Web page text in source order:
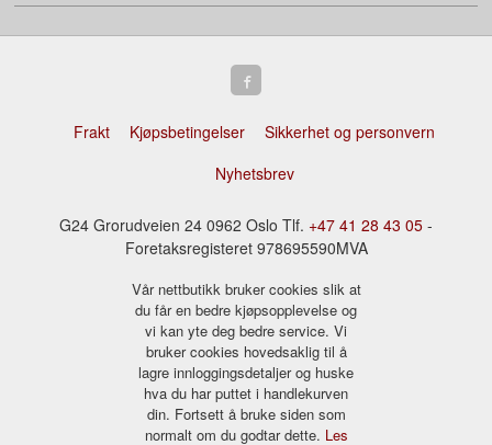
Frakt Kjøpsbetingelser
Sikkerhet og personvern
Nyhetsbrev
G24 Grorudveien 24 0962 Oslo Tlf. +47 41 28 43 05 -
Foretaksregisteret 978695590MVA
Vår nettbutikk bruker cookies slik at
du får en bedre kjøpsopplevelse og
vi kan yte deg bedre service. Vi
bruker cookies hovedsaklig til å
lagre innloggingsdetaljer og huske
hva du har puttet i handlekurven
din. Fortsett å bruke siden som
normalt om du godtar dette. Les